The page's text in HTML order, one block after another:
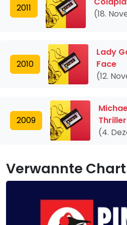
2011
(18.
2010
Lady
Face
(12.
2009
Thriller
(4.
Verwannte